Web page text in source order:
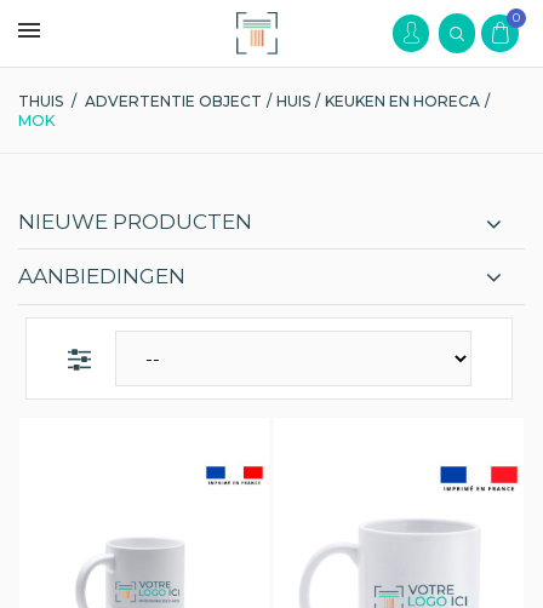
0
THUIS / ADVERTENTIE OBJECT / HUIS / KEUKEN EN HORECA /
MOK
NIEUWE PRODUCTEN
AANBIEDINGEN